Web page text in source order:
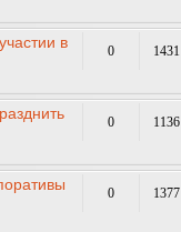
в
0 1431
0 1136
0 1377